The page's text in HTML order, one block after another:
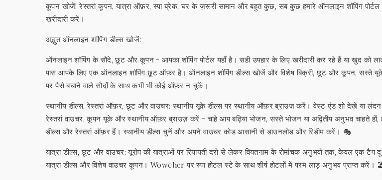
कूपन खोजें! रेस्तरां कूपन, यात्रा ऑफ़र, स्पा ब्रेक, घर के ज़रूरी सामान और बहुत कुछ, सब कुछ हमारे ऑनलाइन शॉपिंग
खरीदारी करें।
अद्भुत ऑनलाइन शॉपिंग डील्स खोजें:
ऑनलाइन शॉपिंग के सौदे, छूट और कूपन - आपका शॉपिंग पोर्टल यहाँ है। सही उपहार के लिए खरीदारी कर रहे हैं या खुद को
पास आपके लिए एक ऑनलाइन शॉपिंग छूट ऑफ़र है। ऑनलाइन शॉपिंग डील्स खोजें और विशेष बिक्री, छूट और कूपन, सस्ते यूके
पर पैसे बचाने वाले सौदों के साथ कभी भी कोई ऑफ़र न चूकें।
स्थानीय डील्स, रेस्तरां ऑफ़र, छूट और वाउचर: स्थानीय यूके डील्स पर स्थानीय ऑफ़र ब्राउज़ करें। वेस्ट एंड शो देखें या
रेस्तरां वाउचर, कूपन यूके और स्थानीय ऑफ़र ब्राउज़ करें - चाहे आप बढ़िया भोजन, सस्ते भोजन या अद्वितीय अनुभव चाहते
डील्स और रेस्तरां ऑफ़र हैं। स्थानीय डील्स चुनें और अपने वाउचर कोड आसानी से डाउनलोड और रिडीम करें। 🎭
यात्रा डील्स, छूट और वाउचर: यूरोप की यात्राओं पर रियायती दरों से लेकर वियतनाम के रोमांचक अनुभवों तक, केवल एक टैप
यात्रा डील्स और विशेष वाउचर कूपन। Wowcher पर स्पा होटल स्टे के साथ शीर्ष होटलों में परम लाड़ अनुभव प्राप्त करें।